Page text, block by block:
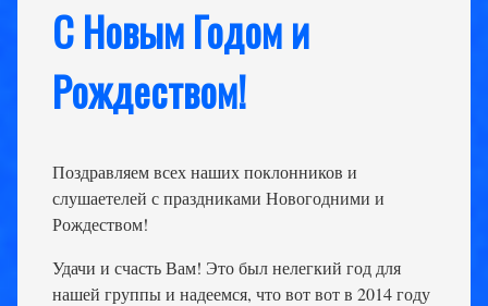
C Новым Годом и
Рождеством!
Поздравляем всех наших поклонников и
слушаетелей с праздниками Новогодними и
Рождеством!
Удачи и счасть Вам! Это был нелегкий год для
нашей группы и надеемся, что вот вот в 2014 году